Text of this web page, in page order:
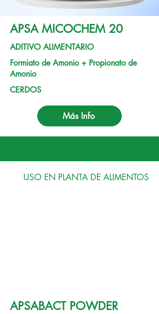
APSA MICOCHEM 20
ADITIVO ALIMENTARIO
Formiato de Amonio + Propionato de
Amonio
CERDOS
Más Info
USO EN PLANTA DE ALIMENTOS
APSABACT POWDER